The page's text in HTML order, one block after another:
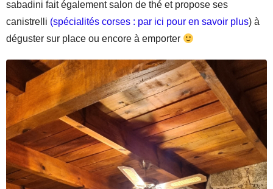
sabadini fait également salon de thé et propose ses
canistrelli (spécialités corses : par ici pour en savoir plus) à
déguster sur place ou encore à emporter